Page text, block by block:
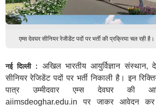
एम्स देवघर सीनियर रेजीडेंट पदों पर भर्ती की प्रक्रिया चल रही
नई दिल्ली : अखिल भारतीय आयुर्विज्ञान
सीनियर रेजिडेंट पदों पर भर्ती निकाली है। इन
पात्र उम्मीदवार एम्स देवघर की
aiimsdeoghar.edu.in पर जाकर आवेदन